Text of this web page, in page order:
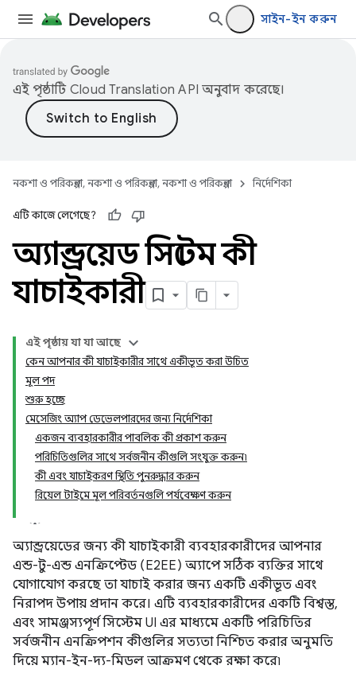
সাইন-ইন করুন
এই পৃষ্ঠাটি Cloud Translation API অনুবাদ করেছে।
নকশা ও পরিকল্পনা, নকশা ও পরিকল্পনা, নকশা ও পরিকল্পনা নির্দেশিকা
এটি কাজে লেগেছে?
অ্যান্ড্রয়েড সিস্টেম কী
যাচাইকারী
এই পৃষ্ঠায় যা যা আছে
কেন আপনার কী যাচাইকারীর সাথে একীভূত করা উচিত
মূল পদ
শুরু হচ্ছে
মেসেজিং অ্যাপ ডেভেলপারদের জন্য নির্দেশিকা
একজন ব্যবহারকারীর পাবলিক কী প্রকাশ করুন
পরিচিতিগুলির সাথে সর্বজনীন কীগুলি সংযুক্ত করুন৷
কী এবং যাচাইকরণ স্থিতি পুনরুদ্ধার করুন
রিয়েল টাইমে মূল পরিবর্তনগুলি পর্যবেক্ষণ করুন
অ্যান্ড্রয়েডের জন্য কী যাচাইকারী ব্যবহারকারীদের আপনার
এন্ড-টু-এন্ড এনক্রিপ্টেড (E2EE) অ্যাপে সঠিক ব্যক্তির সাথে
যোগাযোগ করছে তা যাচাই করার জন্য একটি একীভূত এবং
নিরাপদ উপায় প্রদান করে। এটি ব্যবহারকারীদের একটি বিশ্বস্ত,
এবং সামঞ্জস্যপূর্ণ সিস্টেম UI এর মাধ্যমে একটি পরিচিতির
সর্বজনীন এনক্রিপশন কীগুলির সত্যতা নিশ্চিত করার অনুমতি
দিয়ে ম্যান-ইন-দ্য-মিডল আক্রমণ থেকে রক্ষা করে৷